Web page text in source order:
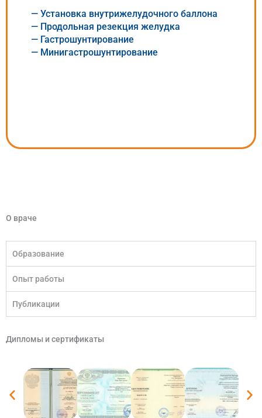
— Установка внутрижелудочного баллона
— Продольная резекция желудка
— Гастрошунтирование
— Минигастрошунтирование
О враче
Образование
Опыт работы
Публикации
Дипломы и сертификаты